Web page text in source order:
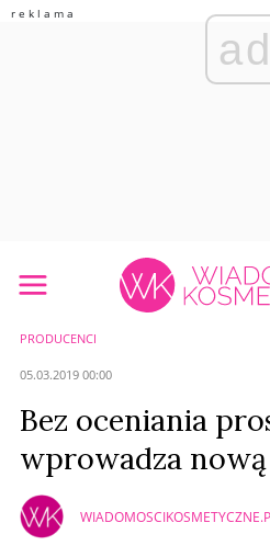
ad
PRODUCENCI
05.03.2019 00:00
Bez oceniania
wprowadza